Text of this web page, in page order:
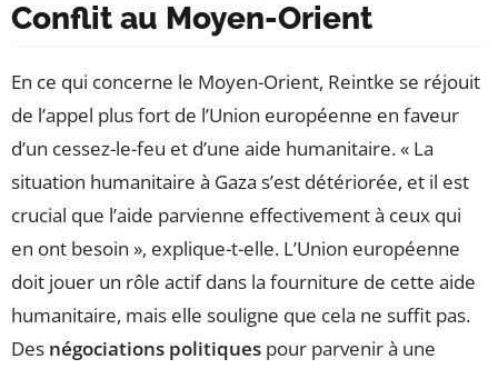
Conflit au Moyen-Orient
En ce qui concerne le Moyen-Orient, Reintke se réjouit
de l’appel plus fort de l’Union européenne en faveur
d’un cessez-le-feu et d’une aide humanitaire. « La
situation humanitaire à Gaza s’est détériorée, et il est
crucial que l’aide parvienne effectivement à ceux qui
en ont besoin », explique-t-elle. L’Union européenne
doit jouer un rôle actif dans la fourniture de cette aide
humanitaire, mais elle souligne que cela ne suffit pas.
Des négociations politiques pour parvenir à une